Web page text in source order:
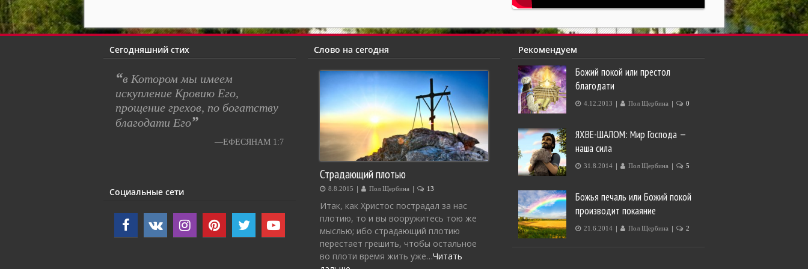
Сегодняшний стих
“в Котором мы имеем
искупление Кровию Его,
прощение грехов, по богатству
благодати Его”
—ЕФЕСЯНАМ 1:7
Социальные сети
Слово на сегодня
Страдающий плотью
8.8.2015 | Пол Щербина | 13
Итак, как Христос пострадал за нас
плотию, то и вы вооружитесь тою же
мыслью; ибо страдающий плотию
перестает грешить, чтобы остальное
во плоти время жить уже…Читать
Рекомендуем
Божий покой или престол
благодати
4.12.2013 | Пол Щербина | 0
ЯХВЕ-ШАЛОМ: Мир Господа —
наша сила
31.8.2014 | Пол Щербина | 5
Божья печаль или Божий покой
производит покаяние
21.6.2014 | Пол Щербина | 2